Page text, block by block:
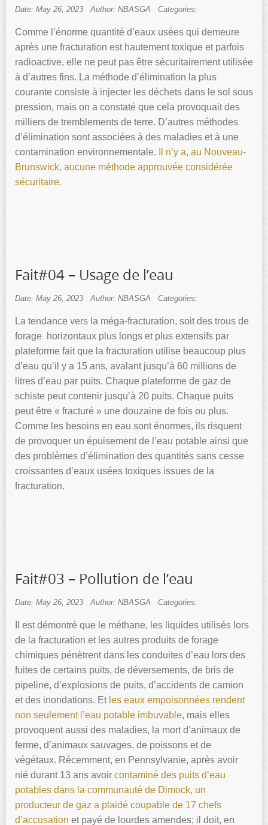
Date: May 26, 2023 Author: NBASGA Categories:
Comme l’énorme quantité d’eaux usées qui demeure
après une fracturation est hautement toxique et parfois
radioactive, elle ne peut pas être sécuritairement utilisée
à d’autres fins. La méthode d’élimination la plus
courante consiste à injecter les déchets dans le sol sous
pression, mais on a constaté que cela provoquait des
milliers de tremblements de terre. D’autres méthodes
d’élimination sont associées à des maladies et à une
contamination environnementale.
Il n’y a, au Nouveau-
Brunswick, aucune méthode approuvée considérée
sécuritaire.
Fait#04 – Usage de l’eau
Date: May 26, 2023 Author: NBASGA Categories:
La tendance vers la méga-fracturation, soit des trous de
forage horizontaux plus longs et plus extensifs par
plateforme fait que la fracturation utilise beaucoup plus
d’eau qu’il y a 15 ans, avalant jusqu’à 60 millions de
litres d’eau par puits. Chaque plateforme de gaz de
schiste peut contenir jusqu’à 20 puits. Chaque puits
peut être « fracturé » une douzaine de fois ou plus.
Comme les besoins en eau sont énormes, ils risquent
de provoquer un épuisement de l’eau potable ainsi que
des problèmes d’élimination des quantités sans cesse
croissantes d’eaux usées toxiques issues de la
fracturation.
Fait#03 – Pollution de l’eau
Date: May 26, 2023 Author: NBASGA Categories:
Il est démontré que le méthane, les liquides utilisés lors
de la fracturation et les autres produits de forage
chimiques pénètrent dans les conduites d’eau lors des
fuites de certains puits, de déversements, de bris de
pipeline, d’explosions de puits, d’accidents de camion
et des inondations. Et les eaux empoisonnées rendent
non seulement l’eau potable imbuvable, mais elles
provoquent aussi des maladies, la mort d’animaux de
ferme, d’animaux sauvages, de poissons et de
végétaux. Récemment, en Pennsylvanie, après avoir
nié durant 13 ans avoir contaminé des puits d’eau
potables dans la communauté de Dimock, un
producteur de gaz a plaidé coupable de 17 chefs
d’accusation et payé de lourdes amendes; il doit, en